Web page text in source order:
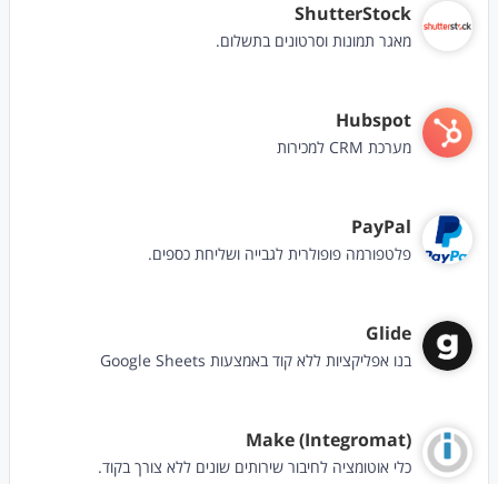
ShutterStock
מאגר תמונות וסרטונים בתשלום.
Hubspot
מערכת CRM למכירות
PayPal
פלטפורמה פופולרית לגבייה ושליחת כספים.
Glide
בנו אפליקציות ללא קוד באמצעות Google Sheets
Make (Integromat)
כלי אוטומציה לחיבור שירותים שונים ללא צורך בקוד.